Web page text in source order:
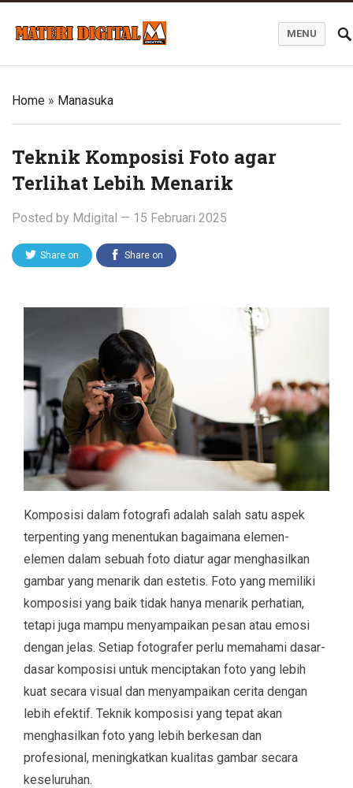
MENU
Home » Manasuka
Teknik Komposisi Foto agar
Terlihat Lebih Menarik
Posted by Mdigital — 15 Februari 2025
Share on Share on
Komposisi dalam fotografi adalah salah satu aspek
terpenting yang menentukan bagaimana elemen-
elemen dalam sebuah foto diatur agar menghasilkan
gambar yang menarik dan estetis. Foto yang memiliki
komposisi yang baik tidak hanya menarik perhatian,
tetapi juga mampu menyampaikan pesan atau emosi
dengan jelas. Setiap fotografer perlu memahami dasar-
dasar komposisi untuk menciptakan foto yang lebih
kuat secara visual dan menyampaikan cerita dengan
lebih efektif. Teknik komposisi yang tepat akan
menghasilkan foto yang lebih berkesan dan
profesional, meningkatkan kualitas gambar secara
keseluruhan.